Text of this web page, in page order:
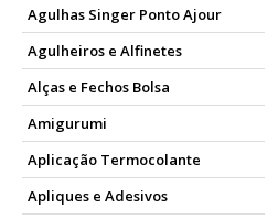
Agulhas Singer Ponto Ajour
Agulheiros e Alfinetes
Alças e Fechos Bolsa
Amigurumi
Aplicação Termocolante
Apliques e Adesivos